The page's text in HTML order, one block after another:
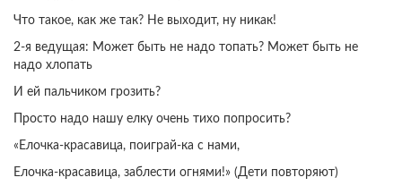
Что такое, как же так? Не выходит, ну никак!
2-я ведущая: Может быть не надо топать? Может быть не
надо хлопать
И ей пальчиком грозить?
Просто надо нашу елку очень тихо попросить?
«Елочка-красавица, поиграй-ка с нами,
Елочка-красавица, заблести огнями!» (Дети повторяют)